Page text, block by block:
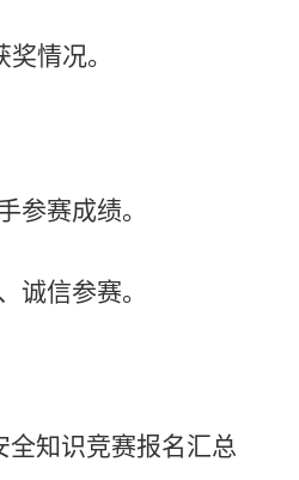
情况。
参赛成绩。
诚信参赛。
全知识竞赛报名汇总